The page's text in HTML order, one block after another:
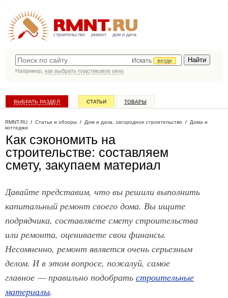
строительство ремонт дом и дача
Искать
везде
Например, как выбрать пластиковое окно
ВЫБРАТЬ РАЗДЕЛ СТАТЬИ ТОВАРЫ
RMNT.RU / Статьи и обзоры / Дом и дача, загородное строительство / Дома и
коттеджи
Как сэкономить на
строительстве: составляем
смету, закупаем материал
Давайте представим, что вы решили выполнить
капитальный ремонт своего дома. Вы ищите
подрядчика, составляете смету строительства
или ремонта, оцениваете свои финансы.
Несомненно, ремонт является очень серьезным
делом. И в этом вопросе, пожалуй, самое
главное — правильно подобрать строительные
материалы.